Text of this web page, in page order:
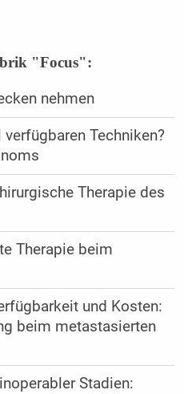
"Focus":
nehmen
verfügbaren Techniken?
Therapie des
Therapie beim
und Kosten:
beim metastasierten
Stadien: